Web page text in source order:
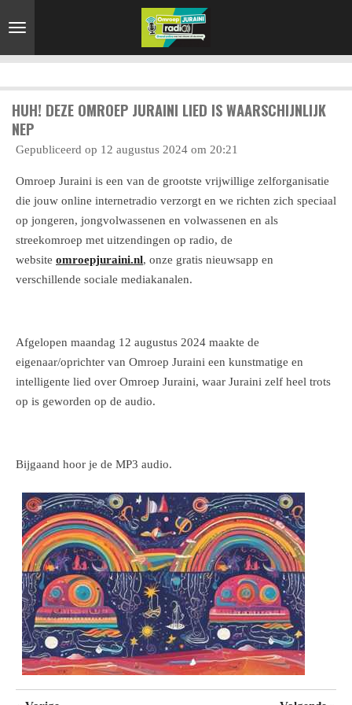
direct
naar
HUH! DEZE OMROEP JURAINI LIED IS WAARSCHIJNLIJK
NEP
Gepubliceerd op 12 augustus 2024 om 20:21
Omroep Juraini is een van de grootste vrijwillige zelforganisatie
die jouw online internetradio verzorgt en we richten zich speciaal
op jongeren, jongvolwassenen en volwassenen en als
streekomroep met uitzendingen op radio, de
website omroepjuraini.nl, onze gratis nieuwsapp en
verschillende sociale mediakanalen.
Afgelopen maandag 12 augustus 2024 maakte de
eigenaar/oprichter van Omroep Juraini een kunstmatige en
intelligente lied over Omroep Juraini, waar Juraini zelf heel trots
op is geworden op de audio.
Bijgaand hoor je de MP3 audio.